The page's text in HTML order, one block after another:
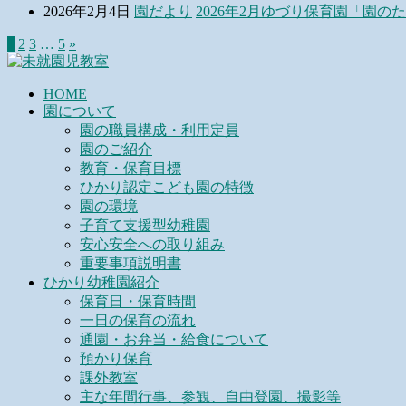
2026年2月4日 園だより 2026年2月ゆづり保育園「園の
2 3 … 5 »
HOME
園について
園の職員構成・利用定員
園のご紹介
教育・保育目標
ひかり認定こども園の特徴
園の環境
子育て支援型幼稚園
安心安全への取り組み
重要事項説明書
ひかり幼稚園紹介
保育日・保育時間
一日の保育の流れ
通園・お弁当・給食について
預かり保育
課外教室
主な年間行事、参観、自由登園、撮影等